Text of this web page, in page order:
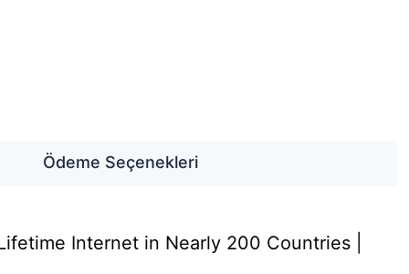
Ödeme Seçenekleri
Internet in Nearly 200 Countries |